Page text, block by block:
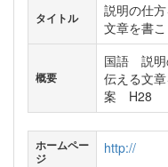
タイトル
説明の仕
文章を書こ
概要
国語 説明
伝える文
案 H28
ホームペー
ジ
http://